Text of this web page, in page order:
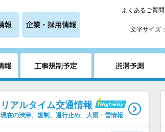
よくあるご質問
文字サイズ：
リアルタイム交通情報
現在の渋滞、規制、通行止め、大雨・雪情報